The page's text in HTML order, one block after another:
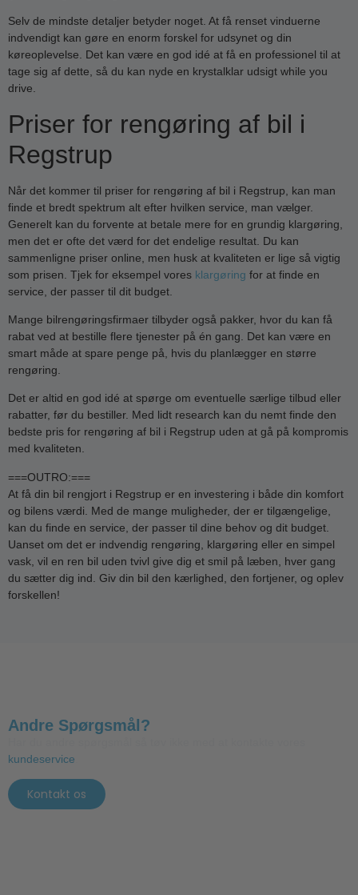
Selv de mindste detaljer betyder noget. At få renset vinduerne
indvendigt kan gøre en enorm forskel for udsynet og din
køreoplevelse. Det kan være en god idé at få en professionel til at
tage sig af dette, så du kan nyde en krystalklar udsigt while you
drive.
Priser for rengøring af bil i
Regstrup
Når det kommer til priser for rengøring af bil i Regstrup, kan man
finde et bredt spektrum alt efter hvilken service, man vælger.
Generelt kan du forvente at betale mere for en grundig klargøring,
men det er ofte det værd for det endelige resultat. Du kan
sammenligne priser online, men husk at kvaliteten er lige så vigtig
som prisen. Tjek for eksempel vores klargøring for at finde en
service, der passer til dit budget.
Mange bilrengøringsfirmaer tilbyder også pakker, hvor du kan få
rabat ved at bestille flere tjenester på én gang. Det kan være en
smart måde at spare penge på, hvis du planlægger en større
rengøring.
Det er altid en god idé at spørge om eventuelle særlige tilbud eller
rabatter, før du bestiller. Med lidt research kan du nemt finde den
bedste pris for rengøring af bil i Regstrup uden at gå på kompromis
med kvaliteten.
===OUTRO:===
At få din bil rengjort i Regstrup er en investering i både din komfort
og bilens værdi. Med de mange muligheder, der er tilgængelige,
kan du finde en service, der passer til dine behov og dit budget.
Uanset om det er indvendig rengøring, klargøring eller en simpel
vask, vil en ren bil uden tvivl give dig et smil på læben, hver gang
du sætter dig ind. Giv din bil den kærlighed, den fortjener, og oplev
forskellen!
Andre Spørgsmål?
kundeservice
Kontakt os